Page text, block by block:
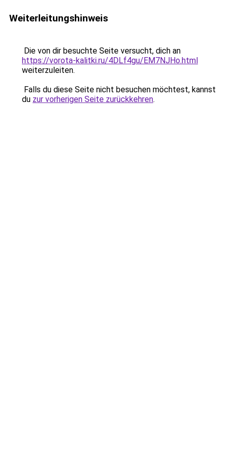
Weiterleitungshinweis
Die von dir besuchte Seite versucht, dich an
https://vorota-kalitki.ru/4DLf4gu/EM7NJHo.html
weiterzuleiten.
Falls du diese Seite nicht besuchen möchtest, kannst
du zur vorherigen Seite zurückkehren.